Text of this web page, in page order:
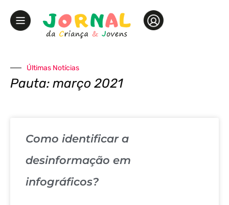
Últimas Notícias
Pauta: março 2021
Como identificar a
desinformação em
infográficos?